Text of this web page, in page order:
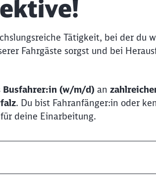
Tätigkeit, bei der du
Fahrgäste sorgst und bei
Busfahrer:in (w/m/d) an
. Du bist Fahranfänger:in oder
deine Einarbeitung.